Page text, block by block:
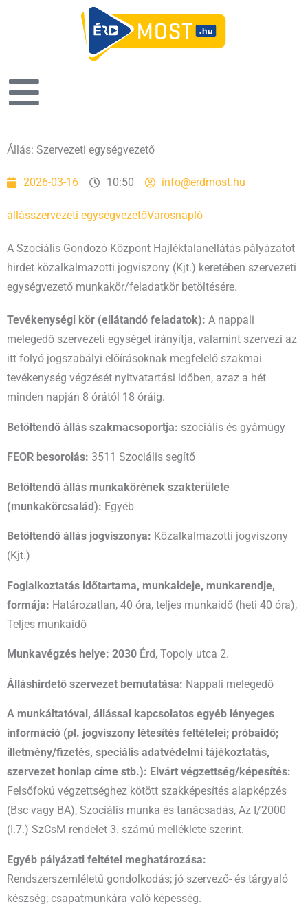
Állás: Szervezeti egységvezető
2026-03-16 10:50 info@erdmost.hu
állásszervezeti egységvezetőVárosnapló
A Szociális Gondozó Központ Hajléktalanellátás pályázatot
hirdet közalkalmazotti jogviszony (Kjt.) keretében szervezeti
egységvezető munkakör/feladatkör betöltésére.
Tevékenységi kör (ellátandó feladatok): A nappali
melegedő szervezeti egységet irányítja, valamint szervezi az
itt folyó jogszabályi előírásoknak megfelelő szakmai
tevékenység végzését nyitvatartási időben, azaz a hét
minden napján 8 órától 18 óráig.
Betöltendő állás szakmacsoportja: szociális és gyámügy
FEOR besorolás: 3511 Szociális segítő
Betöltendő állás munkakörének szakterülete
(munkakörcsalád): Egyéb
Betöltendő állás jogviszonya: Közalkalmazotti jogviszony
(Kjt.)
Foglalkoztatás időtartama, munkaideje, munkarendje,
formája: Határozatlan, 40 óra, teljes munkaidő (heti 40 óra),
Teljes munkaidő
Munkavégzés helye: 2030 Érd, Topoly utca 2.
Álláshirdető szervezet bemutatása: Nappali melegedő
A munkáltatóval, állással kapcsolatos egyéb lényeges
információ (pl. jogviszony létesítés feltételei; próbaidő;
illetmény/fizetés, speciális adatvédelmi tájékoztatás,
szervezet honlap címe stb.): Elvárt végzettség/képesítés:
Felsőfokú végzettséghez kötött szakképesítés alapképzés
(Bsc vagy BA), Szociális munka és tanácsadás, Az I/2000
(I.7.) SzCsM rendelet 3. számú melléklete szerint.
Egyéb pályázati feltétel meghatározása:
Rendszerszemléletű gondolkodás; jó szervező- és tárgyaló
készség; csapatmunkára való képesség.